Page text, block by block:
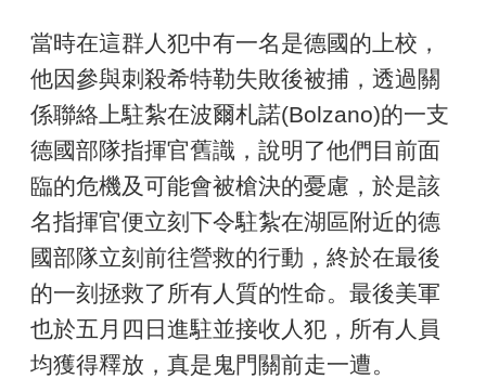
當時在這群人犯中有一名是德國的上校，
他因參與刺殺希特勒失敗後被捕，透過關
係聯絡上駐紮在波爾札諾(Bolzano)的一支
德國部隊指揮官舊識，說明了他們目前面
臨的危機及可能會被槍決的憂慮，於是該
名指揮官便立刻下令駐紮在湖區附近的德
國部隊立刻前往營救的行動，終於在最後
的一刻拯救了所有人質的性命。最後美軍
也於五月四日進駐並接收人犯，所有人員
均獲得釋放，真是鬼門關前走一遭。